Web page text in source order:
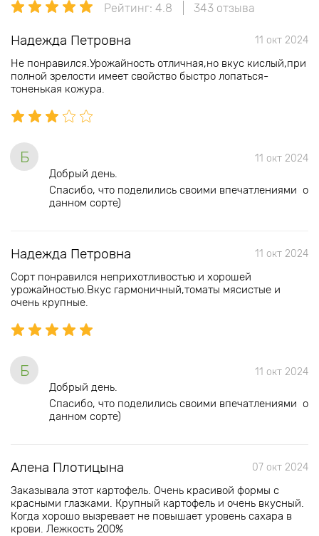
Рейтинг: 4.8 343 отзыва
Надежда Петровна 11 окт 2024
Не понравился.Урожайность отличная,но вкус кислый,при
полной зрелости имеет свойство быстро лопаться-
тоненькая кожура.
Б 11 окт 2024
Добрый день.
Спасибо, что поделились своими впечатлениями о
данном сорте)
Надежда Петровна 11 окт 2024
Сорт понравился неприхотливостью и хорошей
урожайностью.Вкус гармоничный,томаты мясистые и
очень крупные.
Б 11 окт 2024
Добрый день.
Спасибо, что поделились своими впечатлениями о
данном сорте)
Алена Плотицына 07 окт 2024
Заказывала этот картофель. Очень красивой формы с
красными глазками. Крупный картофель и очень вкусный.
Когда хорошо вызревает не повышает уровень сахара в
крови. Лежкость 200%